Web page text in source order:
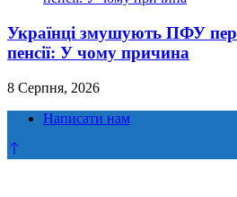
Українці змушують ПФУ
пенсії: У чому причина
8 Серпня, 2026
Написати нам
Прокрутка
до